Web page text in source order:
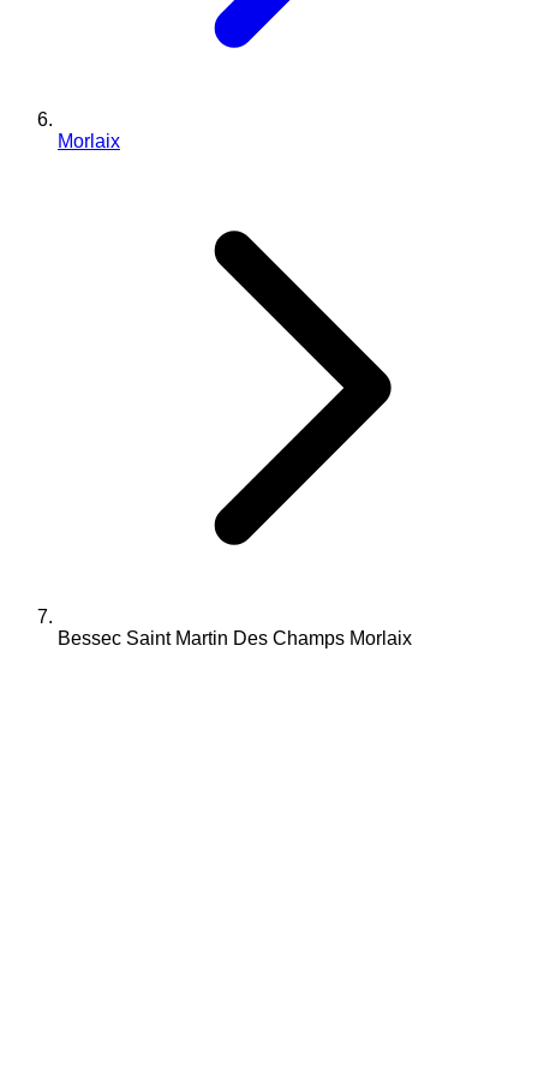
Morlaix
Bessec Saint Martin Des Champs Morlaix